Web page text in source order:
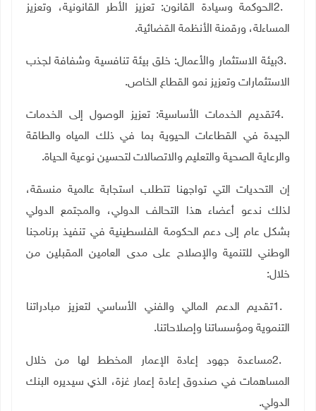
2.الحوكمة وسيادة القانون: تعزيز الأطر القانونية، وتعزيز
المساءلة، ورقمنة الأنظمة القضائية.
3.بيئة الاستثمار والأعمال: خلق بيئة تنافسية وشفافة لجذب
الاستثمارات وتعزيز نمو القطاع الخاص.
4.تقديم الخدمات الأساسية: تعزيز الوصول إلى الخدمات
الجيدة في القطاعات الحيوية بما في ذلك المياه والطاقة
والرعاية الصحية والتعليم والاتصالات لتحسين نوعية الحياة.
إن التحديات التي تواجهنا تتطلب استجابة عالمية منسقة،
لذلك ندعو أعضاء هذا التحالف الدولي، والمجتمع الدولي
بشكل عام إلى دعم الحكومة الفلسطينية في تنفيذ برنامجنا
الوطني للتنمية والإصلاح على مدى العامين المقبلين من
خلال:
1.تقديم الدعم المالي والفني الأساسي لتعزيز مبادراتنا
التنموية ومؤسساتنا وإصلاحاتنا.
2.مساعدة جهود إعادة الإعمار المخطط لها من خلال
المساهمات في صندوق إعادة إعمار غزة، الذي سيديره البنك
الدولي.